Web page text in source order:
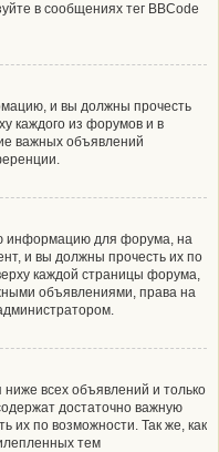
в сообщениях тег BBCode
и вы должны прочесть
каждого из форумов и в
важных объявлений
информацию для форума, на
и вы должны прочесть их по
каждой страницы форума,
объявлениями, права на
всех объявлений и только
достаточно важную
их по возможности. Так же, как
тем